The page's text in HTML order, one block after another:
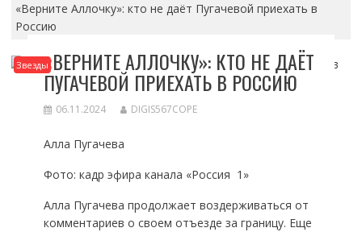
«Верните Аллочку»: кто не даёт Пугачевой приехать в
Россию
Звезды«ВЕРНИТЕ АЛЛОЧКУ»: КТО НЕ ДАЁТ
ПУГАЧЕВОЙ ПРИЕХАТЬ В РОССИЮ
06.11.2024 DIGIS567COPE
Алла Пугачева
Фото: кадр эфира канала «Россия  1»
Алла Пугачева продолжает воздерживаться от
комментариев о своем отъезде за границу. Еще